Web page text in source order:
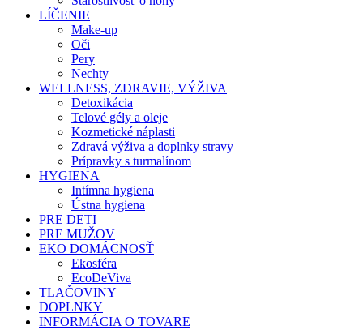
LÍČENIE
Make-up
Oči
Pery
Nechty
WELLNESS, ZDRAVIE, VÝŽIVA
Detoxikácia
Telové gély a oleje
Kozmetické náplasti
Zdravá výživa a doplnky stravy
Prípravky s turmalínom
HYGIENA
Intímna hygiena
Ústna hygiena
PRE DETI
PRE MUŽOV
EKO DOMÁCNOSŤ
Ekosféra
EcoDeViva
TLAČOVINY
DOPLNKY
INFORMÁCIA O TOVARE